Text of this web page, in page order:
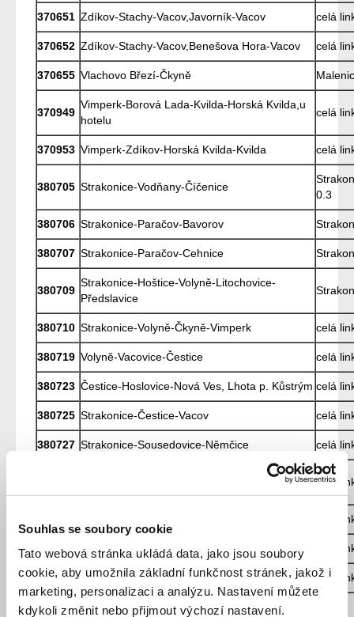
Souhlas se soubory cookie
Tato webová stránka ukládá data, jako jsou soubory
cookie, aby umožnila základní funkčnost stránek, jakož i
marketing, personalizaci a analýzu. Nastavení můžete
kdykoli změnit nebo přijmout výchozí nastavení.
370651 Zdíkov-Stachy-Vacov,Javorník-Vacov celá
370652 Zdíkov-Stachy-Vacov,Benešova Hora-Vacov celá
370655 Vlachovo Březí-Čkyně
370949
Vimperk-Borová Lada-Kvilda-Horská Kvilda,u
hotelu
celá
370953 Vimperk-Zdíkov-Horská Kvilda-Kvilda celá
380705 Strakonice-Vodňany-Číčenice
0.3
380706 Strakonice-Paračov-Bavorov
380707 Strakonice-Paračov-Cehnice
380709
Strakonice-Hoštice-Volyně-Litochovice-
Předslavice
380710 Strakonice-Volyně-Čkyně-Vimperk celá
380719 Volyně-Vacovice-Čestice celá
380723 Čestice-Hoslovice-Nová Ves, Lhota p. Kůstrým celá
380725 Strakonice-Čestice-Vacov celá
380727 Strakonice-Sousedovice-Němčice celá
celá
celá
380731 Volenice-Zvotoky celá
380732 Volenice-Strašice celá
Strakonice-Chrášťovice-Třebohostice-Záboří-